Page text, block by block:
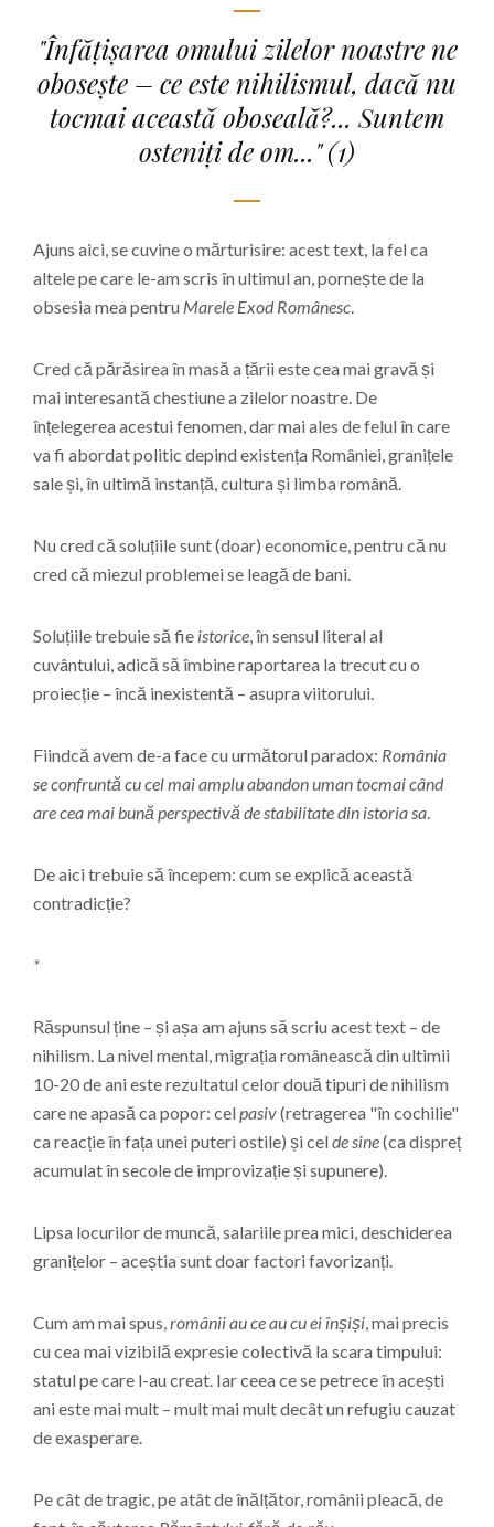
"Înfățișarea omului zilelor noastre ne
obosește – ce este nihilismul, dacă nu
tocmai această oboseală?... Suntem
osteniți de om..." (1)
Ajuns aici, se cuvine o mărturisire: acest text, la fel ca
altele pe care le-am scris în ultimul an, pornește de la
obsesia mea pentru Marele Exod Românesc.
Cred că părăsirea în masă a țării este cea mai gravă și
mai interesantă chestiune a zilelor noastre. De
înțelegerea acestui fenomen, dar mai ales de felul în care
va fi abordat politic depind existența României, granițele
sale și, în ultimă instanță, cultura și limba română.
Nu cred că soluțiile sunt (doar) economice, pentru că nu
cred că miezul problemei se leagă de bani.
Soluțiile trebuie să fie istorice, în sensul literal al
cuvântului, adică să îmbine raportarea la trecut cu o
proiecție – încă inexistentă – asupra viitorului.
Fiindcă avem de-a face cu următorul paradox: România
se confruntă cu cel mai amplu abandon uman tocmai când
are cea mai bună perspectivă de stabilitate din istoria sa.
De aici trebuie să începem: cum se explică această
contradicție?
*
Răspunsul ține – și așa am ajuns să scriu acest text – de
nihilism. La nivel mental, migrația românească din ultimii
10-20 de ani este rezultatul celor două tipuri de nihilism
care ne apasă ca popor: cel pasiv(retragerea "în cochilie"
ca reacție în fața unei puteri ostile) și cel de sine(ca dispreț
acumulat în secole de improvizație și supunere).
Lipsa locurilor de muncă, salariile prea mici, deschiderea
granițelor – aceștia sunt doar factori favorizanți.
Cum am mai spus,românii au ce au cu ei înșiși, mai precis
cu cea mai vizibilă expresie colectivă la scara timpului:
statul pe care l-au creat. Iar ceea ce se petrece în acești
ani este mai mult – mult mai mult decât un refugiu cauzat
de exasperare.
Pe cât de tragic, pe atât de înălțător, românii pleacă, de